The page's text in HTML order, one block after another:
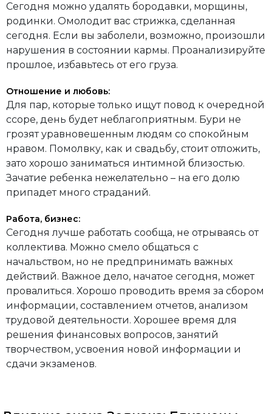
Сегодня можно удалять бородавки, морщины,
родинки. Омолодит вас стрижка, сделанная
сегодня. Если вы заболели, возможно, произошли
нарушения в состоянии кармы. Проанализируйте
прошлое, избавьтесь от его груза.
Отношение и любовь:
Для пар, которые только ищут повод к очередной
ссоре, день будет неблагоприятным. Бури не
грозят уравновешенным людям со спокойным
нравом. Помолвку, как и свадьбу, стоит отложить,
зато хорошо заниматься интимной близостью.
Зачатие ребенка нежелательно – на его долю
припадет много страданий.
Работа, бизнес:
Сегодня лучше работать сообща, не отрываясь от
коллектива. Можно смело общаться с
начальством, но не предпринимать важных
действий. Важное дело, начатое сегодня, может
провалиться. Хорошо проводить время за сбором
информации, составлением отчетов, анализом
трудовой деятельности. Хорошее время для
решения финансовых вопросов, занятий
творчеством, усвоения новой информации и
сдачи экзаменов.